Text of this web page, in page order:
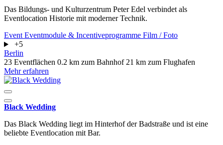
Das Bildungs- und Kulturzentrum Peter Edel verbindet als
Eventlocation Historie mit moderner Technik.
Event Eventmodule & Incentiveprogramme Film / Foto
+5
Berlin
23 Eventflächen 0.2 km zum Bahnhof 21 km zum Flughafen
Mehr erfahren
Black Wedding
Das Black Wedding liegt im Hinterhof der Badstraße und ist eine
beliebte Eventlocation mit Bar.